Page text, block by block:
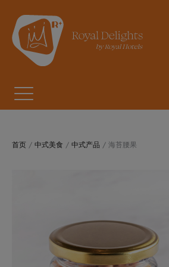
首页 / 中式美食 / 中式产品 / 海苔腰果